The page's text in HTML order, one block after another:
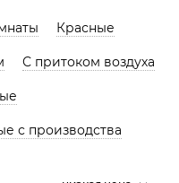
Красные
С притоком воздуха
с производства